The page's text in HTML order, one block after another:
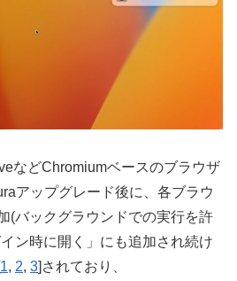
などChromiumベースのブラウザ
アップグレード後に、各ブラウ
(バックグラウンドでの実行を許
ン時に開く」にも追加され続け
1, 2, 3]されており、